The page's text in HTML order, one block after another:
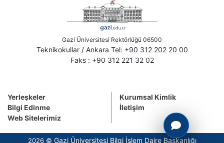
Gazi Üniversitesi Rektörlüğü 06500
Teknikokullar / Ankara Tel: +90 312 202 20 00
Faks : +90 312 221 32 02
Yerleşkeler
Bilgi Edinme
Web Sitelerimiz
Kurumsal Kimlik
İletişim
2026 © Gazi Üniversitesi Bilgi İşlem Daire Başkanlığı